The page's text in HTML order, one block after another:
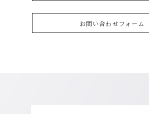
お問い合わせフォーム